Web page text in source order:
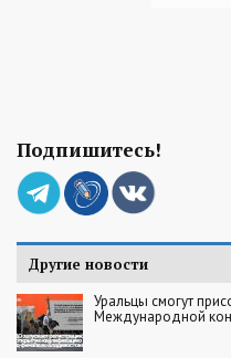
Подпишитесь!
Другие новости
Уральцы смогут
Международной